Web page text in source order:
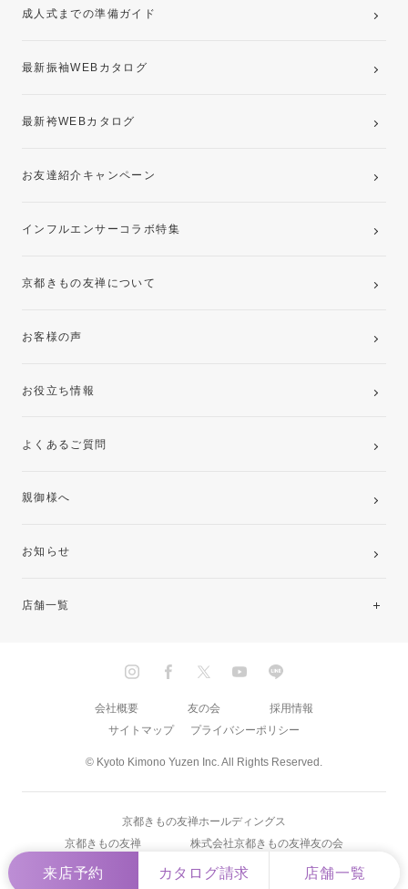
来店予約 カタログ請求 店舗一覧
成人式までの準備ガイド
最新振袖WEBカタログ
最新袴WEBカタログ
お友達紹介キャンペーン
インフルエンサーコラボ特集
京都きもの友禅について
お客様の声
お役立ち情報
よくあるご質問
親御様へ
お知らせ
店舗一覧
九州
© Kyoto Kimono Yuzen Inc. All Rights Reserved.
会社概要 友の会
採用情報
サイトマップ
プライバシーポリシー
京都きもの友禅ホールディングス
京都きもの友禅
株式会社京都きもの友禅友の会